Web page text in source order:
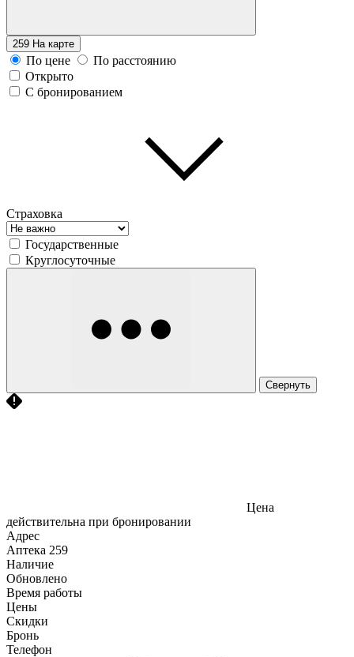
259 На карте
По цене
По расстоянию
Открыто
С бронированием
Страховка
Государственные
Круглосуточные
Свернуть
Цена
действительна при бронировании
Адрес
Аптека 259
Наличие
Обновлено
Время работы
Цены
Скидки
Бронь
Телефон